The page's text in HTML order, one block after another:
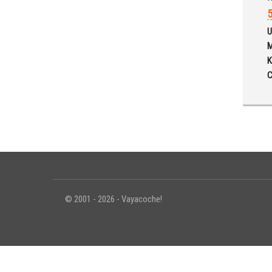
© 2001 - 2026 - Vayacoche!